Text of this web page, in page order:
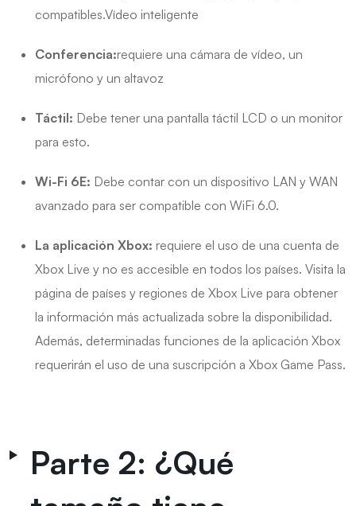
compatibles.Vídeo inteligente
Conferencia:requiere una cámara de vídeo, un
micrófono y un altavoz
Táctil: Debe tener una pantalla táctil LCD o un monitor
para esto.
Wi-Fi 6E: Debe contar con un dispositivo LAN y WAN
avanzado para ser compatible con WiFi 6.0.
La aplicación Xbox: requiere el uso de una cuenta de
Xbox Live y no es accesible en todos los países. Visita la
página de países y regiones de Xbox Live para obtener
la información más actualizada sobre la disponibilidad.
Además, determinadas funciones de la aplicación Xbox
requerirán el uso de una suscripción a Xbox Game Pass.
Parte 2: ¿Qué